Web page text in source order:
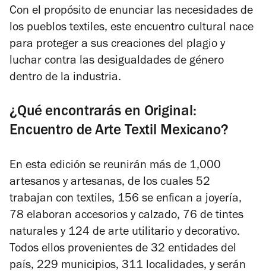
Con el propósito de enunciar las necesidades de
los pueblos textiles, este encuentro cultural nace
para proteger a sus creaciones del plagio y
luchar contra las desigualdades de género
dentro de la industria.
¿Qué encontrarás en Original:
Encuentro de Arte Textil Mexicano?
En esta edición se reunirán más de 1,000
artesanos y artesanas, de los cuales 52
trabajan con textiles, 156 se enfican a joyería,
78 elaboran accesorios y calzado, 76 de tintes
naturales y 124 de arte utilitario y decorativo.
Todos ellos provenientes de 32 entidades del
país, 229 municipios, 311 localidades, y serán